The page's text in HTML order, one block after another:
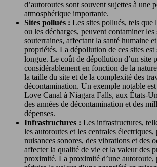
d’autoroutes sont souvent sujettes à une
atmosphérique importante.
Sites pollués : Les sites pollués, tels que
ou les décharges, peuvent contaminer les
souterraines, affectant la santé humaine
propriétés. La dépollution de ces sites est
longue. Le coût de dépollution d’un site
considérablement en fonction de la
la taille du site et de la complexité des
décontamination. Un exemple notable
Love Canal à Niagara Falls, aux États-
des années de décontamination et des
dépenses.
Infrastructures : Les infrastructures,
les autoroutes et les centrales électriques,
nuisances sonores, des vibrations et des
affecter la qualité de vie et la valeur des
proximité. La proximité d’une autoroute,